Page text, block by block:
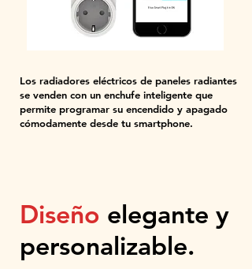
Los radiadores eléctricos de paneles radiantes
se venden con un enchufe inteligente que
permite programar su encendido y apagado
cómodamente desde tu smartphone.
Diseño elegante y
personalizable.